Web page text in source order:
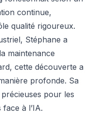
continue,
qualité rigoureux.
Stéphane a
maintenance
cette découverte a
profonde. Sa
pour les
à l’IA.